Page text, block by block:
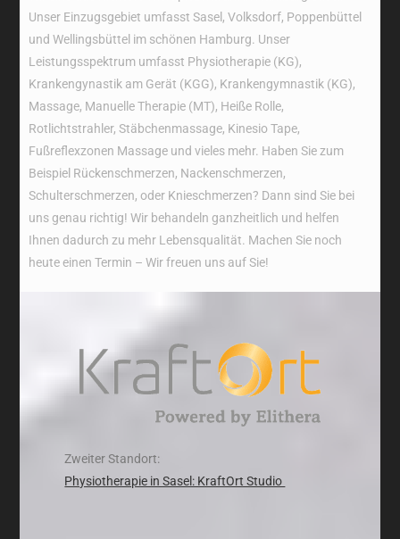
Unser Einzugsgebiet umfasst Sasel, Volksdorf, Poppenbüttel
und Wellingsbüttel im schönen Hamburg. Unser
Leistungsspektrum umfasst Physiotherapie (KG),
Krankengynastik am Gerät (KGG), Krankengymnastik (KG),
Massage, Manuelle Therapie (MT), Heiße Rolle,
Rotlichtstrahler, Stäbchenmassage, Kinesio Tape,
Fußreflexzonen Massage und vieles mehr. Haben Sie zum
Beispiel Rückenschmerzen, Nackenschmerzen,
Schulterschmerzen, oder Knieschmerzen? Dann sind Sie bei
uns genau richtig! Wir behandeln ganzheitlich und helfen
Ihnen dadurch zu mehr Lebensqualität. Machen Sie noch
heute einen Termin – Wir freuen uns auf Sie!
Zweiter Standort:
Physiotherapie in Sasel: KraftOrt Studio